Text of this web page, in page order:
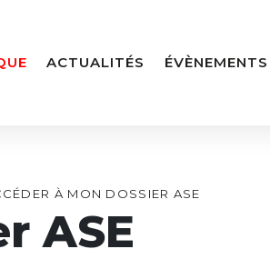
ACTUALITÉS ÉVÈNEMENTS
À MON DOSSIER ASE
ASE